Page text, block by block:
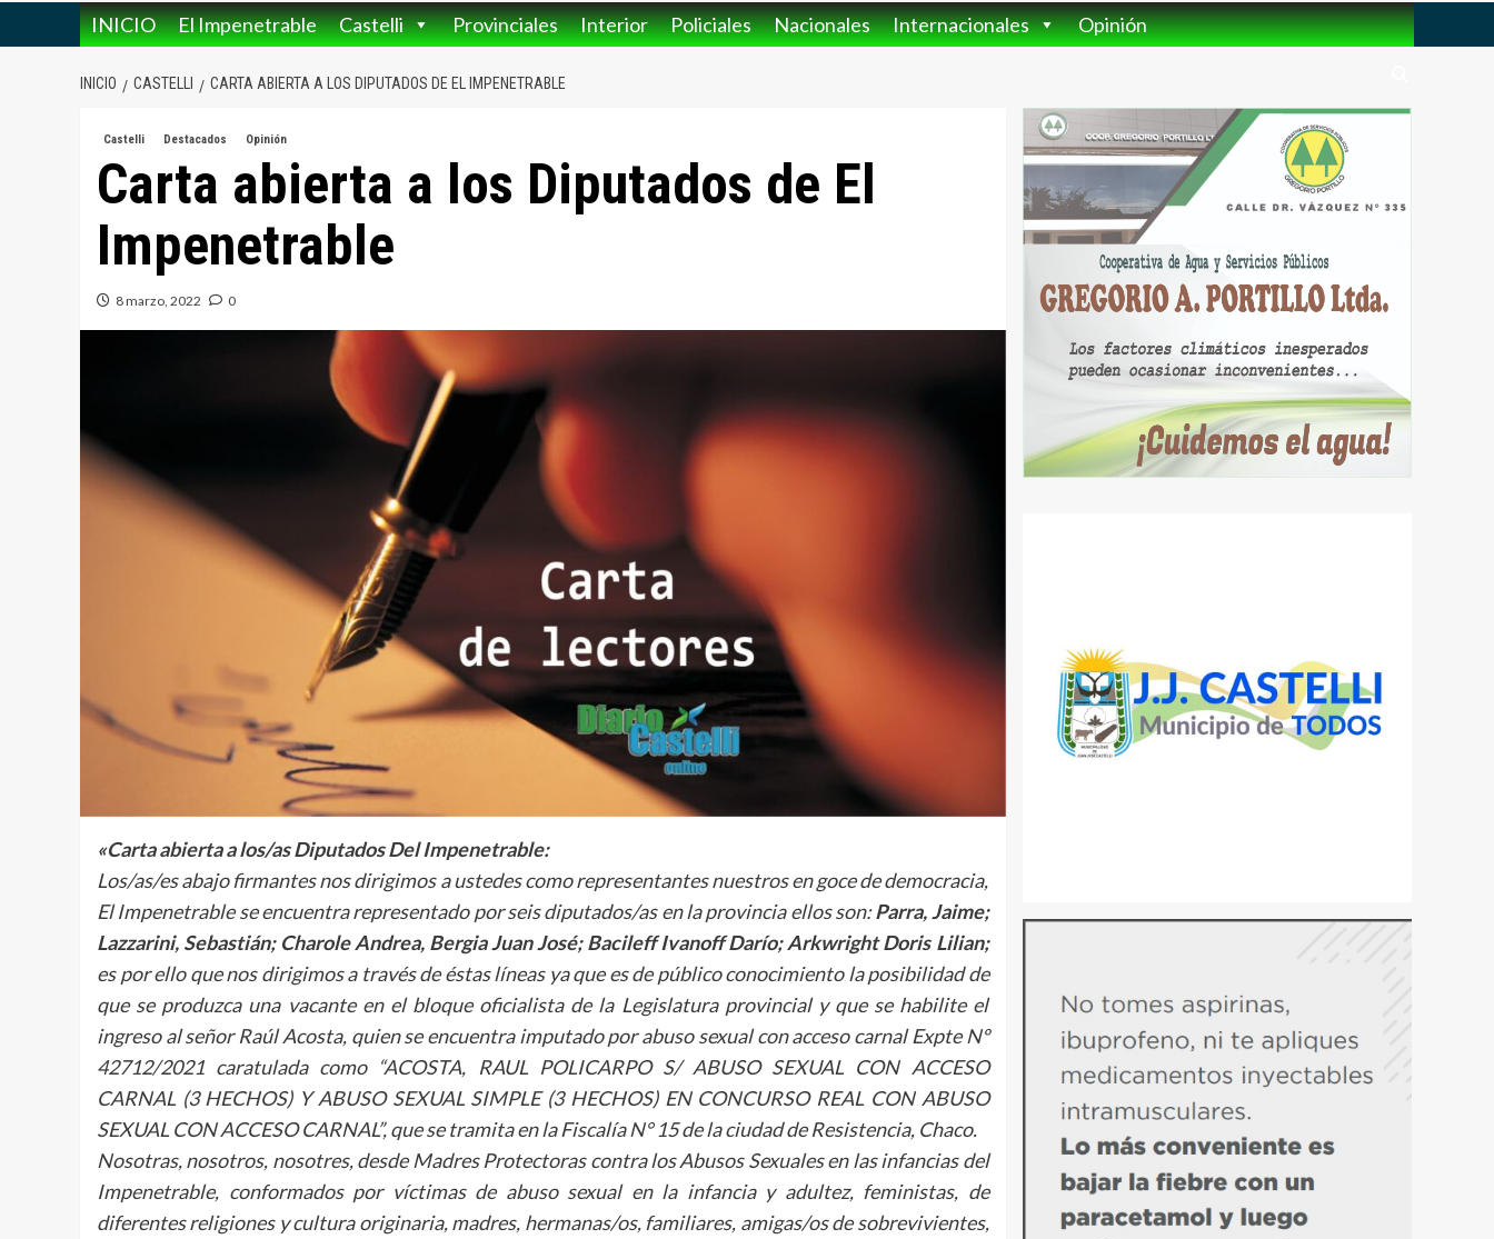
INICIO El Impenetrable Castelli Provinciales Interior Policiales Nacionales Internacionales Opinión
INICIO CASTELLI CARTA ABIERTA A LOS DIPUTADOS DE EL IMPENETRABLE
Castelli Destacados Opinión
Carta abierta a los Diputados de El
Impenetrable
8 marzo, 2022 0
«Carta abierta a los/as Diputados Del Impenetrable:
Los/as/es abajo firmantes nos dirigimos a ustedes como representantes nuestros en goce de democracia,
El Impenetrable se encuentra representado por seis diputados/as en la provincia ellos son:Parra, Jaime;
Lazzarini, Sebastián; Charole Andrea, Bergia Juan José; Bacileff Ivanoff Darío; Arkwright Doris Lilian;
es por ello que nos dirigimos a través de éstas líneas ya que es de público conocimiento la posibilidad de
que se produzca una vacante en el bloque oficialista de la Legislatura provincial y que se habilite el
ingreso al señor Raúl Acosta, quien se encuentra imputado por abuso sexual con acceso carnal Expte Nº
42712/2021 caratulada como “ACOSTA, RAUL POLICARPO S/ ABUSO SEXUAL CON ACCESO
CARNAL (3 HECHOS) Y ABUSO SEXUAL SIMPLE (3 HECHOS) EN CONCURSO REAL CON ABUSO
SEXUAL CON ACCESO CARNAL”, que se tramita en la Fiscalía N° 15 de la ciudad de Resistencia, Chaco.
Nosotras, nosotros, nosotres, desde Madres Protectoras contra los Abusos Sexuales en las infancias del
Impenetrable, conformados por víctimas de abuso sexual en la infancia y adultez, feministas, de
diferentes religiones y cultura originaria, madres, hermanas/os, familiares, amigas/os de sobrevivientes,